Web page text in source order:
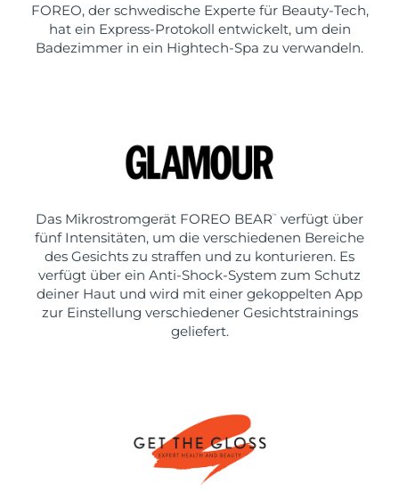
FOREO, der schwedische Experte für Beauty-Tech,
hat ein Express-Protokoll entwickelt, um dein
Badezimmer in ein Hightech-Spa zu verwandeln.
Das Mikrostromgerät FOREO BEAR ™
verfügt über
fünf Intensitäten, um die verschiedenen Bereiche
des Gesichts zu straffen und zu konturieren. Es
verfügt über ein Anti-Shock-System zum Schutz
deiner Haut und wird mit einer gekoppelten App
zur Einstellung verschiedener Gesichtstrainings
geliefert.